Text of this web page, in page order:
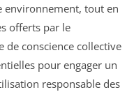
environnement, tout en
offerts par le
de conscience collective
pour engager un
responsable des